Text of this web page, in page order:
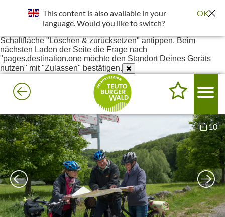
um bessere Ergebnisse in deiner Umgebung darzustellen.
Einstellungen - Website-Einstellungen - Ort - Unter Blockiert
Schaltfläche "Löschen & zurücksetzen" antippen. Beim
nächsten Laden der Seite die Frage nach
"pages.destination.one möchte den Standort Deines Geräts
nutzen" mit "Zulassen" bestätigen.
10
This content is also available in your
language. Would you like to switch?
OK